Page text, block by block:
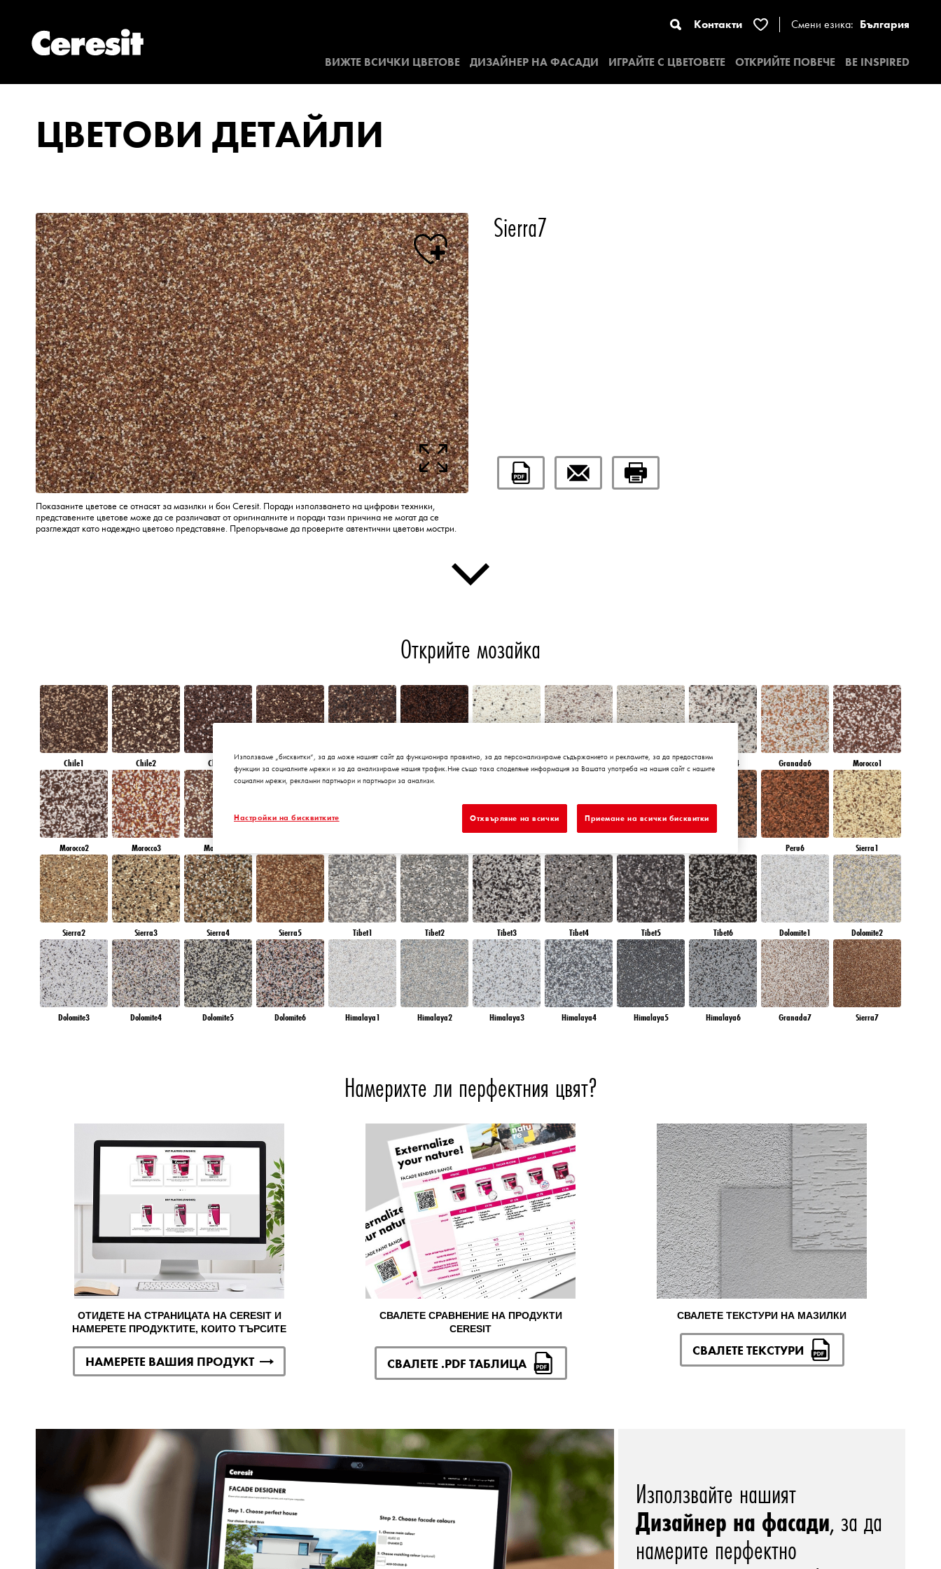
Контакти Смени езика: България
ВИЖТЕ ВСИЧКИ ЦВЕТОВЕ ДИЗАЙНЕР НА ФАСАДИ ИГРАЙТЕ С ЦВЕТОВЕТЕ ОТКРИЙТЕ ПОВЕЧЕ BE INSPIRED
ЦВЕТОВИ ДЕТАЙЛИ
Показаните цветове се отнасят за мазилки и бои Ceresit. Поради използването на цифрови техники,
представените цветове може да се различават от оригиналните и поради тази причина не могат да се
разглеждат като надеждно цветово представяне. Препоръчваме да проверите автентични цветови мостри.
Sierra7
Открийте мозайка
Chile1 Chile2 Chile3 Chile4 Chile5 Chile6 Granada1 Granada2 Granada3 Granada4 Granada6 Morocco1
Morocco2 Morocco3 Morocco4 Peru6 Sierra1
Sierra2 Sierra3 Sierra4 Sierra5 Tibet1 Tibet2 Tibet3 Tibet4 Tibet5 Tibet6 Dolomite1 Dolomite2
Dolomite3 Dolomite4 Dolomite5 Dolomite6 Himalaya1 Himalaya2 Himalaya3 Himalaya4 Himalaya5 Himalaya6 Granada7 Sierra7
Намерихте ли перфектния цвят?
ОТИДЕТЕ НА СТРАНИЦАТА НА CERESIT И
НАМЕРЕТЕ ПРОДУКТИТЕ, КОИТО ТЪРСИТЕ
НАМЕРЕТЕ ВАШИЯ ПРОДУКТ
СВАЛЕТЕ СРАВНЕНИЕ НА ПРОДУКТИ
CERESIT
СВАЛЕТЕ .PDF ТАБЛИЦА
СВАЛЕТЕ ТЕКСТУРИ НА МАЗИЛКИ
СВАЛЕТЕ ТЕКСТУРИ
Използвайте нашият
Дизайнер на фасади, за да
намерите перфектно
Използваме „бисквитки“, за да може нашият сайт да функционира правилно, за да персонализираме съдържанието и рекламите, за да предоставим
функции за социалните мрежи и за да анализираме нашия трафик.Ние също така споделяме информация за Вашата употреба на нашия сайт с нашите
социални мрежи, рекламни партньори и партньори за анализи.
Настройки на бисквитките Отхвърляне на всички Приемане на всички бисквитки